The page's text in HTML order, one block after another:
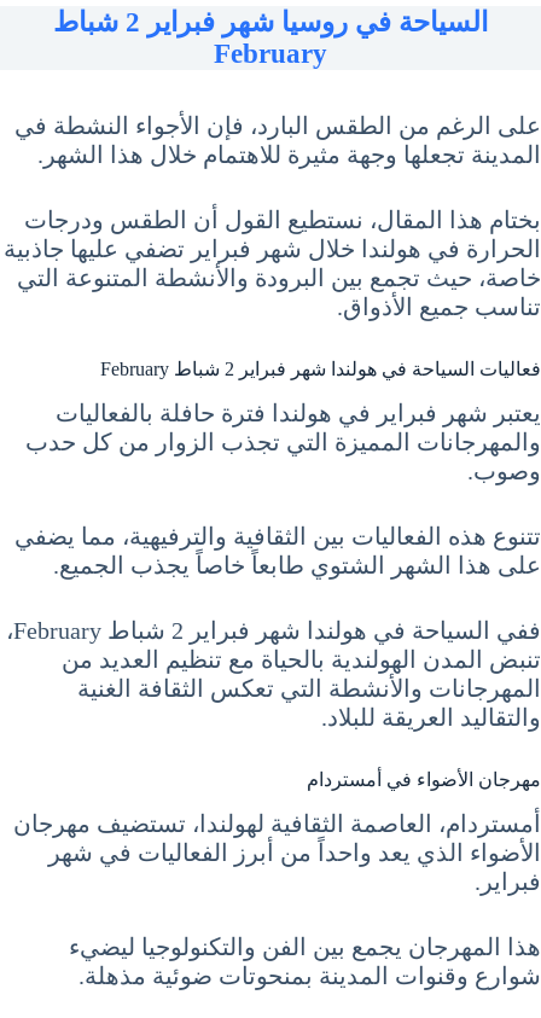
السياحة في روسيا شهر فبراير 2 شباط
February
على الرغم من الطقس البارد، فإن الأجواء النشطة في
المدينة تجعلها وجهة مثيرة للاهتمام خلال هذا الشهر.
بختام هذا المقال، نستطيع القول أن الطقس ودرجات
الحرارة في هولندا خلال شهر فبراير تضفي عليها جاذبية
خاصة، حيث تجمع بين البرودة والأنشطة المتنوعة التي
تناسب جميع الأذواق.
فعاليات السياحة في هولندا شهر فبراير 2 شباط February
يعتبر شهر فبراير في هولندا فترة حافلة بالفعاليات
والمهرجانات المميزة التي تجذب الزوار من كل حدب
وصوب.
تتنوع هذه الفعاليات بين الثقافية والترفيهية، مما يضفي
على هذا الشهر الشتوي طابعاً خاصاً يجذب الجميع.
ففي السياحة في هولندا شهر فبراير 2 شباط February،
تنبض المدن الهولندية بالحياة مع تنظيم العديد من
المهرجانات والأنشطة التي تعكس الثقافة الغنية
والتقاليد العريقة للبلاد.
مهرجان الأضواء في أمستردام
أمستردام، العاصمة الثقافية لهولندا، تستضيف مهرجان
الأضواء الذي يعد واحداً من أبرز الفعاليات في شهر
فبراير.
هذا المهرجان يجمع بين الفن والتكنولوجيا ليضيء
شوارع وقنوات المدينة بمنحوتات ضوئية مذهلة.